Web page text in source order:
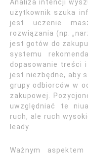
Analiza intencji
użytkownik szuka
jest uczenie
rozwiązania (np.
jest gotów do
systemu
dopasowanie treści
jest niezbędne, aby
grupy odbiorców w
zakupowej.
uwzględniać te
ruch, ale ruch
leady.
Ważnym